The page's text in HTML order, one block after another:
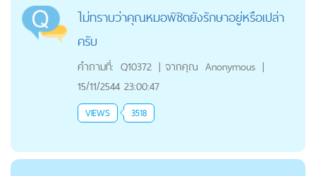
ไม่ทราบว่าคุณหมอพิชิตยังรักษาอยู่หรือเปล่า
ครับ
คำถามที่: Q10372 | จากคุณ Anonymous |
15/11/2544 23:00:47
VIEWS 3518